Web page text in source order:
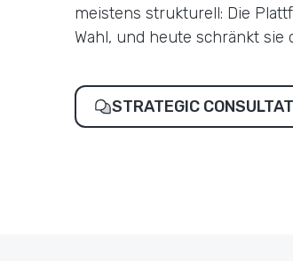
meistens strukturell: Die
Wahl, und heute schränkt sie
STRATEGIC